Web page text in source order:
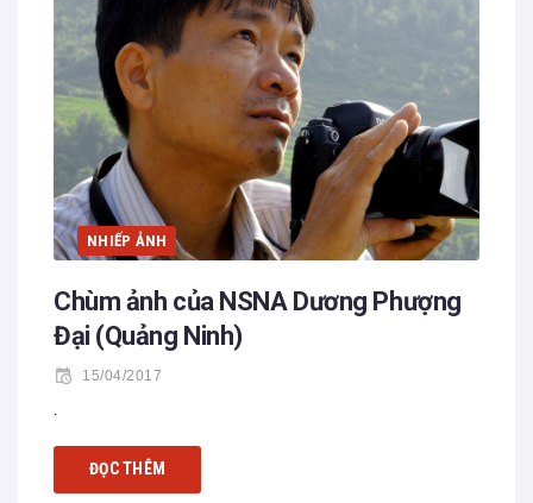
NHIẾP ẢNH
Chùm ảnh của NSNA Dương Phượng
Đại (Quảng Ninh)
15/04/2017
ĐỌC THÊM